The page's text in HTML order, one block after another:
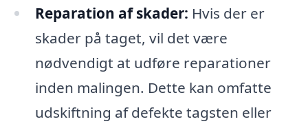
Reparation af skader: Hvis der er
skader på taget, vil det være
nødvendigt at udføre reparationer
inden malingen. Dette kan omfatte
udskiftning af defekte tagsten eller